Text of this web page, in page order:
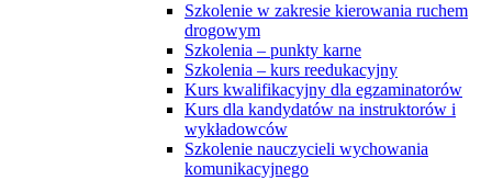
Szkolenie w zakresie kierowania ruchem
drogowym
Szkolenia – punkty karne
Szkolenia – kurs reedukacyjny
Kurs kwalifikacyjny dla egzaminatorów
Kurs dla kandydatów na instruktorów i
wykładowców
Szkolenie nauczycieli wychowania
komunikacyjnego